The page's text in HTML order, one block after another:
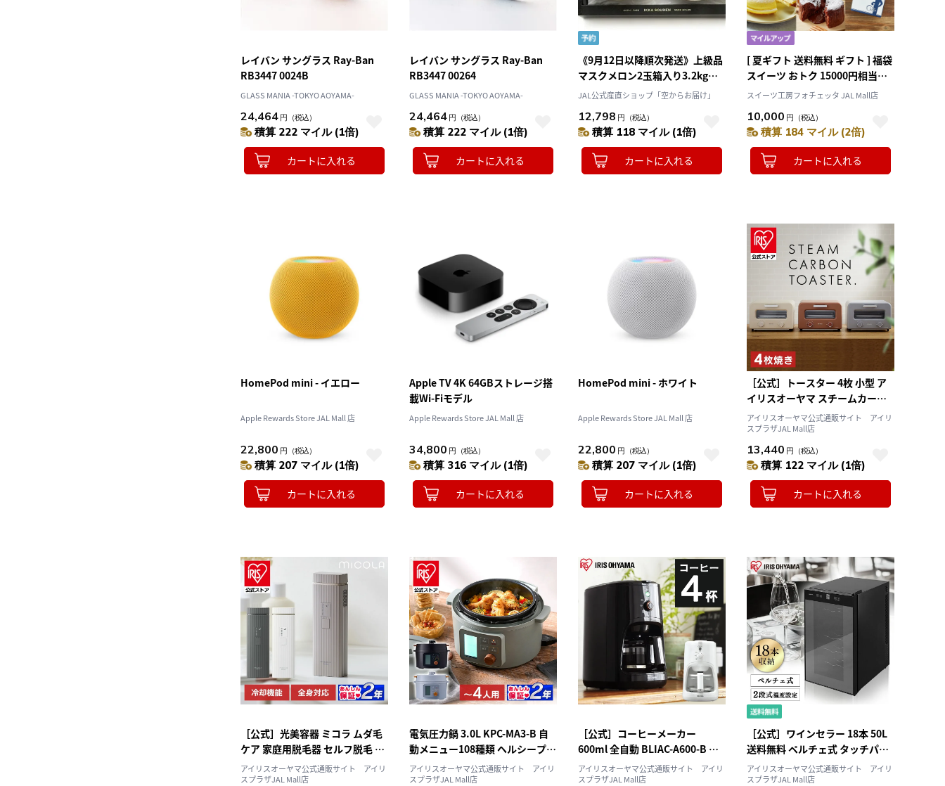
レイバン サングラス Ray-Ban
RB3447 0024B
GLASS MANIA -TOKYO AOYAMA-
24,464 円 （税込）
積算 222 マイル (1倍)
カートに入れる
レイバン サングラス Ray-Ban
RB3447 00264
GLASS MANIA -TOKYO AOYAMA-
24,464 円 （税込）
積算 222 マイル (1倍)
カートに入れる
《9月12日以降順次発送》上級品
マスクメロン2玉箱入り3.2kg以
上【一果相伝】「株式会社篤農」
JAL公式産直ショップ「空からお届け」
12,798 円 （税込）
積算 118 マイル (1倍)
カートに入れる
[ 夏ギフト 送料無料 ギフト ] 福袋
スイーツ おトク 15000円相当分
⇒ 10000円 天空の福袋 天空のチ
種 フォンダンショコラ クッキー
珈琲
スイーツ工房フォチェッタ JAL Mall店
10,000 円 （税込）
積算 184 マイル (2倍)
カートに入れる
HomePod mini - イエロー
Apple Rewards Store JAL Mall 店
22,800 円 （税込）
積算 207 マイル (1倍)
カートに入れる
Apple TV 4K 64GBストレージ搭
載Wi-Fiモデル
Apple Rewards Store JAL Mall 店
34,800 円 （税込）
積算 316 マイル (1倍)
カートに入れる
HomePod mini - ホワイト
Apple Rewards Store JAL Mall 店
22,800 円 （税込）
積算 207 マイル (1倍)
カートに入れる
［公式］トースター 4枚 小型 ア
イリスオーヤマ スチームカーボ
ントースター 4枚 オーブントース
ター 遠赤 食パン トースト おしゃ
れ かわいい カーボントースター
スチーム SOT-401-H ストーング
アイリスオーヤマ公式通販サイト アイリ
スプラザJAL Mall店
13,440 円 （税込）
積算 122 マイル (1倍)
カートに入れる
［公式］光美容器 ミコラ ムダ毛
ケア 家庭用脱毛器 セルフ脱毛 髭
LB-M101-W ホワイト [安心延長
保証対象]
アイリスオーヤマ公式通販サイト アイリ
スプラザJAL Mall店
電気圧力鍋 3.0L KPC-MA3-B 自
動メニュー108種類 ヘルシープラ
ス ブラック
アイリスオーヤマ公式通販サイト アイリ
スプラザJAL Mall店
［公式］コーヒーメーカー
600ml 全自動 BLIAC-A600-B ブ
ラック アイリスオーヤマ［安心
延長保証対象］
アイリスオーヤマ公式通販サイト アイリ
スプラザJAL Mall店
［公式］ワインセラー 18本 50L
送料無料 ペルチェ式 タッチパネ
ル IWC-P182A-B アイリスオーヤ
マ [安心延長保証対象]
アイリスオーヤマ公式通販サイト アイリ
スプラザJAL Mall店